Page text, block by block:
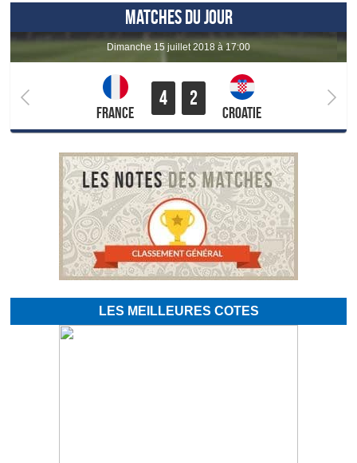
MATCHES DU JOUR
dimanche 15 juillet 2018 à 17:00
France
4 2
Croatie
LES MEILLEURES COTES